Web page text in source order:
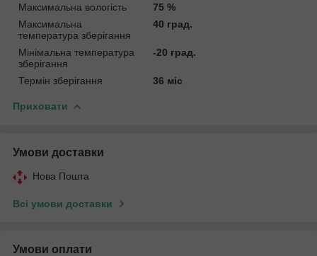
Максимальна вологість
75 %
Максимальна
температура зберігання
40 град.
Мінімальна температура
зберігання
-20 град.
Термін зберігання 36 міс
Приховати
Умови доставки
Нова Пошта
Всі умови доставки
Умови оплати